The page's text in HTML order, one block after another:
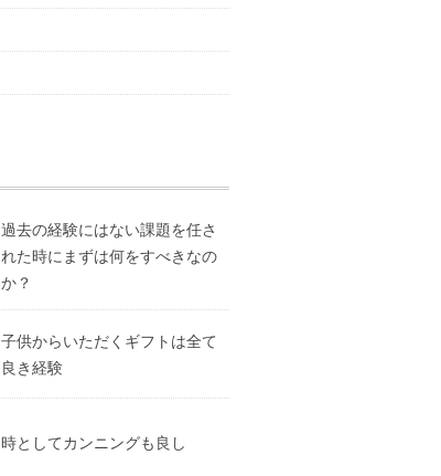
過去の経験にはない課題を任さ
れた時にまずは何をすべきなの
か？
子供からいただくギフトは全て
良き経験
時としてカンニングも良し